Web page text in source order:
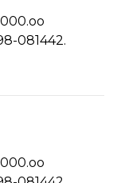
081442.